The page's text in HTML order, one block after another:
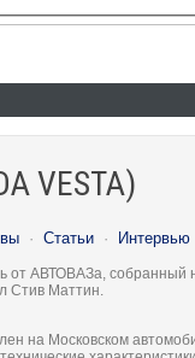
VESTA)
· Статьи · Интервью
от АВТОВАЗа, собранный
Стив Маттин.
на Московском